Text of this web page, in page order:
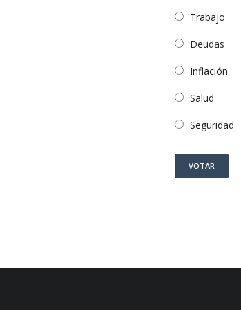
Trabajo
Deudas
Inflación
Salud
Seguridad
VOTAR